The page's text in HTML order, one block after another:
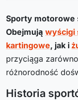
Sporty motorowe
Obejmują wyścigi
kartingowe, jak i
przyciąga
różnorodność
Historia